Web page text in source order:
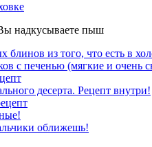
надкусываете пыш
из того, что есть в
с печенью (мягкие и очень
десерта. Рецепт внутри!
оближешь!